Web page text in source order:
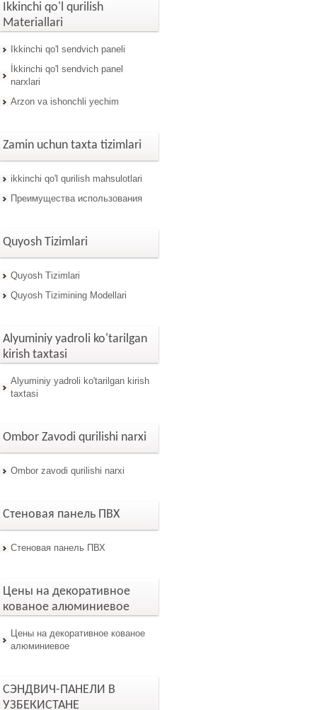
Ikkinchi qo'l qurilish
Materiallari
Ikkinchi qo'l sendvich paneli
İkkinchi qo'l sendvich panel
narxlari
Arzon va ishonchli yechim
Zamin uchun taxta tizimlari
ikkinchi qo'l qurilish mahsulotlari
Преимущества использования
Quyosh Tizimlari
Quyosh Tizimlari
Quyosh Tizimining Modellari
Alyuminiy yadroli ko'tarilgan
kirish taxtasi
Alyuminiy yadroli ko'tarilgan kirish
taxtasi
Ombor Zavodi qurilishi narxi
Ombor zavodi qurilishi narxi
Стеновая панель ПВХ
Стеновая панель ПВХ
Цены на декоративное
кованое алюминиевое
Цены на декоративное кованое
алюминиевое
СЭНДВИЧ-ПАНЕЛИ В
УЗБЕКИСТАНЕ